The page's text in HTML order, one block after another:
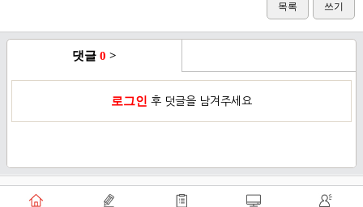
목록 쓰기
댓글 0 >
로그인 후 덧글을 남겨주세요
개인정보취급방침 로그인